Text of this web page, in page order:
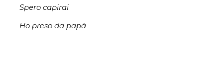
Spero capirai
Ho preso da papà